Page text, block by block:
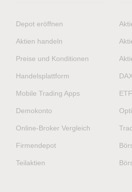
Depot eröffnen
Aktien handeln
Preise und Konditionen
Handelsplattform
Mobile Trading Apps
Demokonto
Online-Broker Vergleich
Firmendepot
Teilaktien
ETF